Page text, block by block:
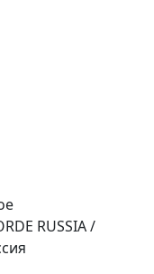
RUSSIA/